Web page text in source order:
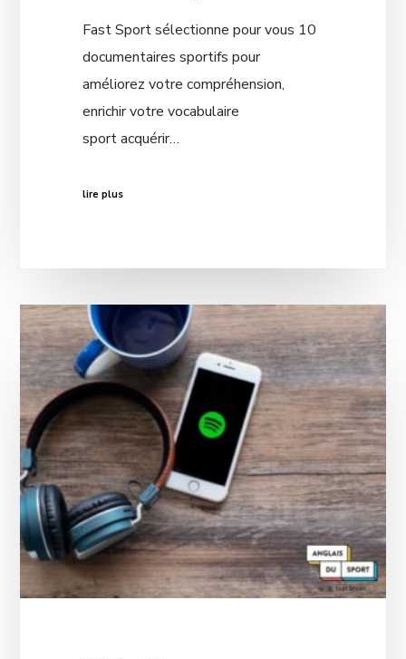
Fast Sport sélectionne pour vous 10
documentaires sportifs pour
améliorez votre compréhension,
enrichir votre vocabulaire
sport acquérir…
lire plus